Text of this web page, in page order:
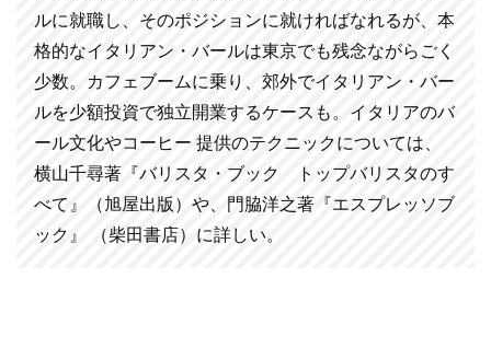
ルに就職し、そのポジションに就ければなれるが、本
格的なイタリアン・バールは東京でも残念ながらごく
少数。カフェブームに乗り、郊外でイタリアン・バー
ルを少額投資で独立開業するケースも。イタリアのバ
ール文化やコーヒー 提供のテクニックについては、
横山千尋著『バリスタ・ブック トップバリスタのす
べて』（旭屋出版）や、門脇洋之著『エスプレッソブ
ック』 （柴田書店）に詳しい。